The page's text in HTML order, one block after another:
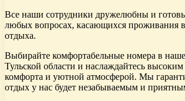
Все наши сотрудники дружелюбны и
любых вопросах, касающихся проживания
отдыха.
Выбирайте комфортабельные номера в
Тульской области и наслаждайтесь
комфорта и уютной атмосферой. Мы
отдых у нас будет незабываемым и